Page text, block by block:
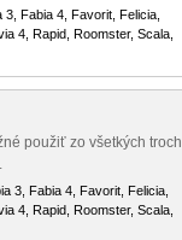
Fabia 4, Favorit, Felicia,
4, Rapid, Roomster, Scala,
použiť zo všetkých troch
3, Fabia 4, Favorit, Felicia,
4, Rapid, Roomster, Scala,